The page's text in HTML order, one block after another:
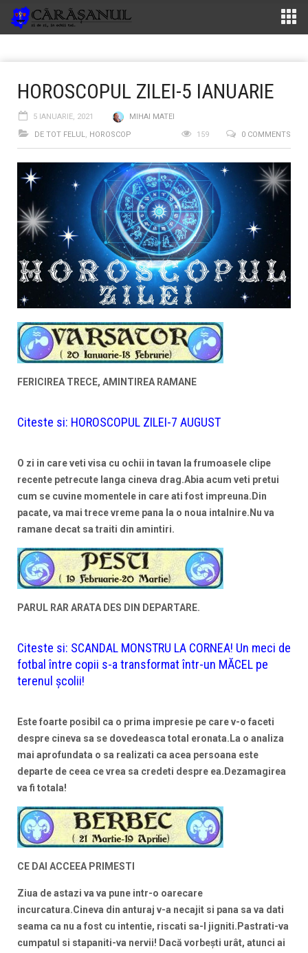
HOROSCOPUL ZILEI-5 IANUARIE
5 IANUARIE, 2021
MIHAI MATEI
DE TOT FELUL, HOROSCOP 0 COMMENTS
159
FERICIREA TRECE, AMINTIREA RAMANE
Citeste si: HOROSCOPUL ZILEI-7 AUGUST
O zi in care veti visa cu ochii in tavan la frumoasele clipe
recente petrecute langa cineva drag.Abia acum veti pretui
cum se cuvine momentele in care ati fost impreuna.Din
pacate, va mai trece vreme pana la o noua intalnire.Nu va
ramane decat sa traiti din amintiri.
PARUL RAR ARATA DES DIN DEPARTARE.
Citeste si: SCANDAL MONSTRU LA CORNEA! Un meci de
fotbal între copii s-a transformat într-un MĂCEL pe
terenul școlii!
Este foarte posibil ca o prima impresie pe care v-o faceti
despre cineva sa se dovedeasca total eronata.La o analiza
mai aprofundata o sa realizati ca acea persoana este
departe de ceea ce vrea sa credeti despre ea.Dezamagirea
va fi totala!
CE DAI ACCEEA PRIMESTI
Ziua de astazi va va pune intr-o oarecare
incurcatura.Cineva din anturaj v-a necajit si pana sa va dati
seama ca nu a fost cu intentie, riscati sa-l jigniti.Pastrati-va
cumpatul si stapaniti-va nervii! Dacă vorbeşti urât, atunci ai